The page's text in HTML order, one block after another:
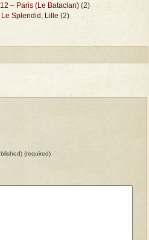
– Paris (Le Bataclan) (2)
Splendid, Lille (2)
(required)